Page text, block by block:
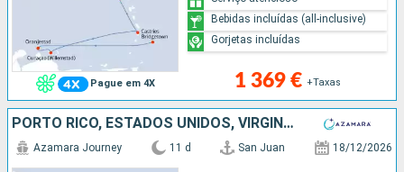
Pague em 4X 1 369 € +Taxas
Bebidas incluídas (all-inclusive)
Gorjetas incluídas
PORTO RICO, ESTADOS UNIDOS, VIRGIN GORDA, ANTÍGUA E BARBUDA, FRANÇA, MARTINICA, TRINIDADE E TOBAGO, ST VINCENT E GRENADINES, BARBADOS
Azamara Journey 11 d San Juan 18/12/2026